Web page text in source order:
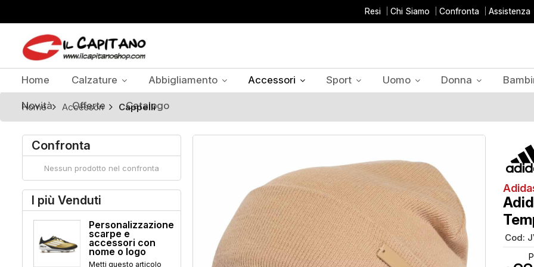
Resi Chi Siamo Confronta Assistenza
Home Calzature Abbigliamento Accessori Sport Uomo Donna
Novità Offerte Catalogo
Home Accessori Cappelli
Cod:
Confronta
Nessun prodotto nel confronta
I più Venduti
Personalizzazione
scarpe e
accessori con
nome o logo
Metti questo articolo